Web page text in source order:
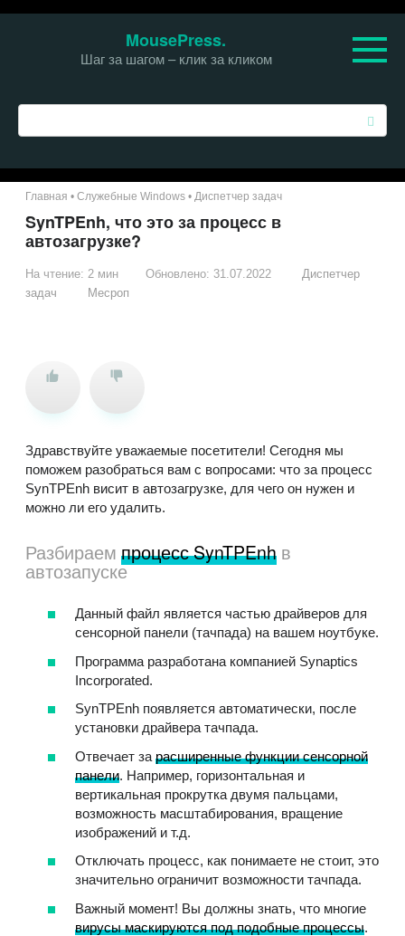
MousePress.
Шаг за шагом – клик за кликом
о
с
Главная • Служебные Windows • Диспетчер задач
SynTPEnh, что это за процесс в
автозагрузке?
На чтение: 2 мин Обновлено: 31.07.2022
Диспетчер
задач
Месроп
Здравствуйте уважаемые посетители! Сегодня мы
поможем разобраться вам с вопросами: что за процесс
SynTPEnh висит в автозагрузке, для чего он нужен и
можно ли его удалить.
Разбираем процесс SynTPEnh в
автозапуске
Данный файл является частью драйверов для
сенсорной панели (тачпада) на вашем ноутбуке.
Программа разработана компанией Synaptics
Incorporated.
SynTPEnh появляется автоматически, после
установки драйвера тачпада.
Отвечает за расширенные функции сенсорной
панели. Например, горизонтальная и
вертикальная прокрутка двумя пальцами,
возможность масштабирования, вращение
изображений и т.д.
Отключать процесс, как понимаете не стоит, это
значительно ограничит возможности тачпада.
Важный момент! Вы должны знать, что многие
вирусы маскируются под подобные процессы.